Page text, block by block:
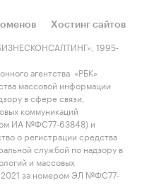
Хостинг сайтов
1995-
агентства «РБК»
массовой информации
в сфере связи,
коммуникаций
ИА №ФС77-63848) и
о регистрации средства
службой по надзору в
и массовых
за номером ЭЛ №ФС77-